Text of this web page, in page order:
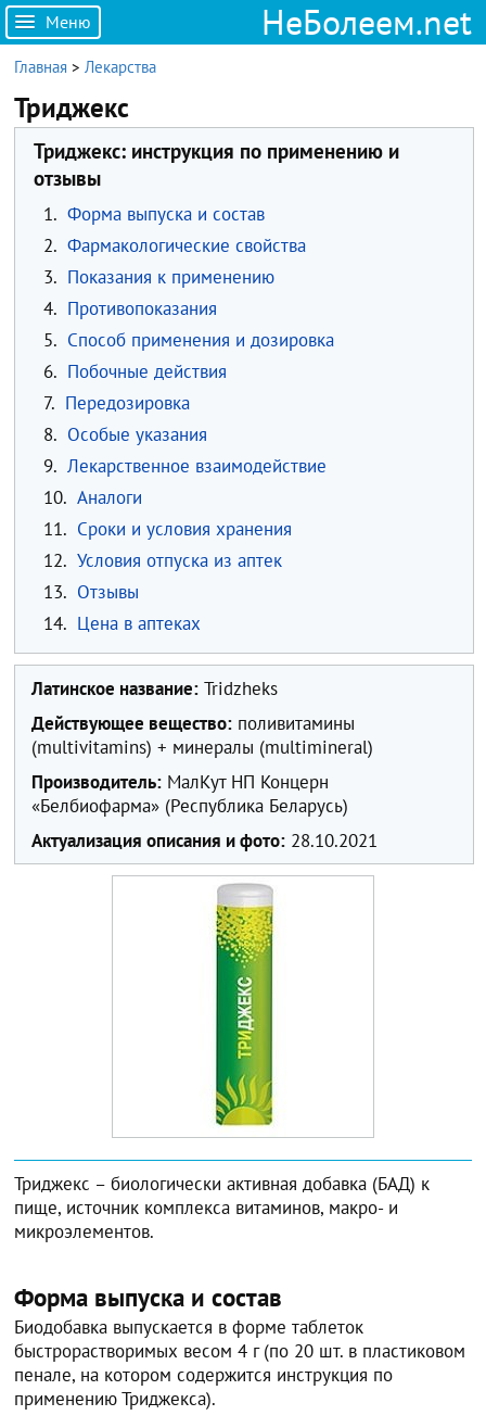
Меню НеБолеем.net
Главная >Лекарства
Триджекс
Триджекс: инструкция по применению и
отзывы
1. Форма выпуска и состав
2. Фармакологические свойства
3. Показания к применению
4. Противопоказания
5. Способ применения и дозировка
6. Побочные действия
7. Передозировка
8. Особые указания
9. Лекарственное взаимодействие
10. Аналоги
11. Сроки и условия хранения
12. Условия отпуска из аптек
13. Отзывы
14. Цена в аптеках
Латинское название: Tridzheks
Действующее вещество: поливитамины
(multivitamins) + минералы (multimineral)
Производитель: МалКут НП Концерн
«Белбиофарма» (Республика Беларусь)
Актуализация описания и фото: 28.10.2021
Триджекс – биологически активная добавка (БАД) к
пище, источник комплекса витаминов, макро- и
микроэлементов.
Форма выпуска и состав
Биодобавка выпускается в форме таблеток
быстрорастворимых весом 4 г (по 20 шт. в пластиковом
пенале, на котором содержится инструкция по
применению Триджекса).